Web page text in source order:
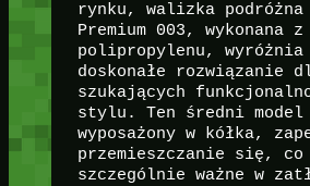
rynku, walizka
Premium 003, wykonana
polipropylenu,
doskonałe rozwiązanie
szukających
stylu. Ten średni model
wyposażony w kółka,
przemieszczanie się,
szczególnie ważne w